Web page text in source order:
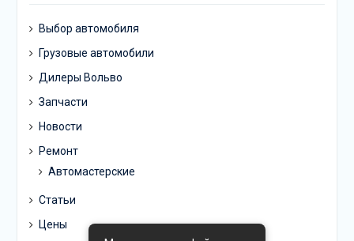
Выбор автомобиля
Грузовые автомобили
Дилеры Вольво
Запчасти
Новости
Ремонт
Автомастерские
Статьи
Цены